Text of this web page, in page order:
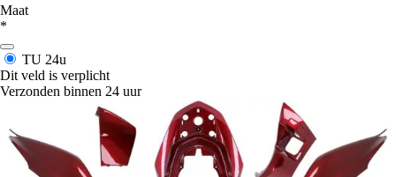
Maat
*
TU 24u
Dit veld is verplicht
Verzonden binnen 24 uur